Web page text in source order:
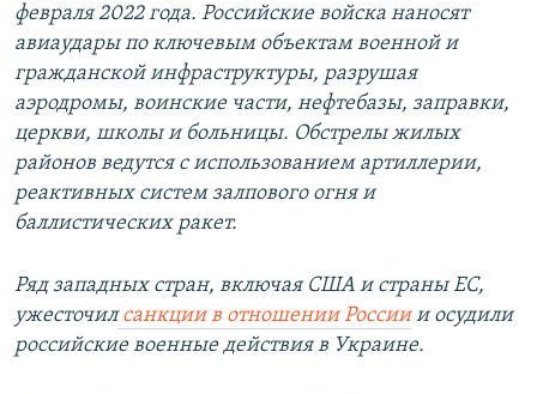
февраля 2022 года. Российские войска наносят
авиаудары по ключевым объектам военной и
гражданской инфраструктуры, разрушая
аэродромы, воинские части, нефтебазы, заправки,
церкви, школы и больницы. Обстрелы жилых
районов ведутся с использованием артиллерии,
реактивных систем залпового огня и
баллистических ракет.
Ряд западных стран, включая США и страны ЕС,
ужесточилсанкции в отношении Россиии осудили
российские военные действия в Украине.